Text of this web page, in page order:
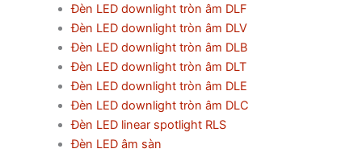
Đèn LED downlight tròn âm DLF
Đèn LED downlight tròn âm DLV
Đèn LED downlight tròn âm DLB
Đèn LED downlight tròn âm DLT
Đèn LED downlight tròn âm DLE
Đèn LED downlight tròn âm DLC
Đèn LED linear spotlight RLS
Đèn LED âm sàn